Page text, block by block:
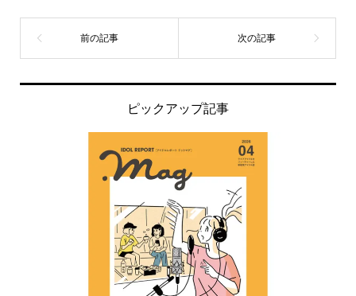
ピックアップ記事